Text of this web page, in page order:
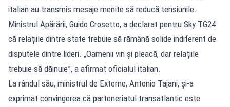
italian au transmis mesaje menite să reducă tensiunile.
Ministrul Apărării, Guido Crosetto, a declarat pentru Sky TG24
că relațiile dintre state trebuie să rămână solide indiferent de
disputele dintre lideri. „Oamenii vin și pleacă, dar relațiile
trebuie să dăinuie”, a afirmat oficialul italian.
La rândul său, ministrul de Externe, Antonio Tajani, și-a
exprimat convingerea că parteneriatul transatlantic este